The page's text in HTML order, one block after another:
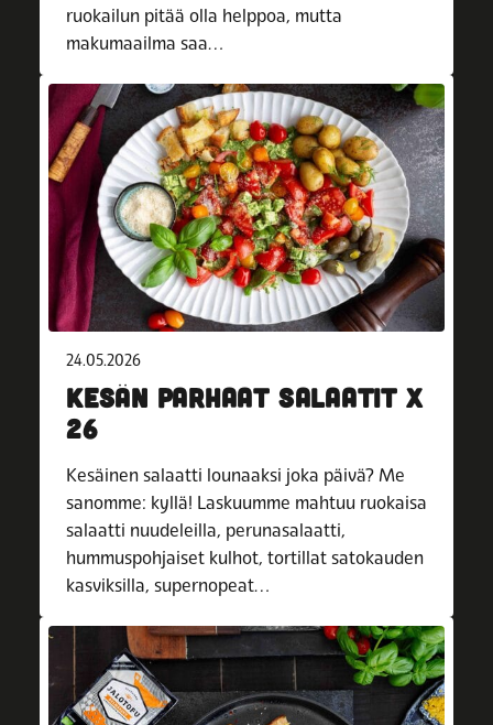
ruokailun pitää olla helppoa, mutta
makumaailma saa…
24.05.2026
KESÄN PARHAAT SALAATIT X
26
Kesäinen salaatti lounaaksi joka päivä? Me
sanomme: kyllä! Laskuumme mahtuu ruokaisa
salaatti nuudeleilla, perunasalaatti,
hummuspohjaiset kulhot, tortillat satokauden
kasviksilla, supernopeat…